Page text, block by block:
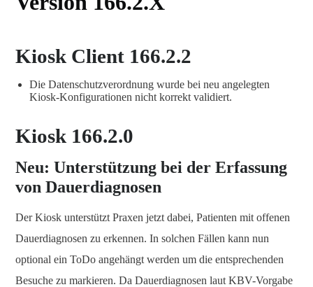
Kiosk Client 166.2.2
Die Datenschutzverordnung wurde bei neu angelegten
Kiosk-Konfigurationen nicht korrekt validiert.
Kiosk 166.2.0
Neu: Unterstützung bei der Erfassung
von Dauerdiagnosen
Der Kiosk unterstützt Praxen jetzt dabei, Patienten mit offenen
Dauerdiagnosen zu erkennen. In solchen Fällen kann nun
optional ein ToDo angehängt werden um die entsprechenden
Besuche zu markieren. Da Dauerdiagnosen laut KBV-Vorgabe